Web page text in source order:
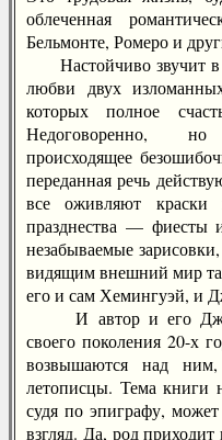
облеченная
Бельмонте, Ромеро и
Настойчиво звучит в
любви двух
которых полное
Недоговоренно,
происходящее
переданная речь
все оживляют краски
празднества — фиесты
незабываемые
видящим внешний мир
его и сам Хемингуэй, и
И автор и его
своего поколения 20-х
возвышаются над
летописцы. Тема книги
судя по эпиграфу,
взгляд. Да, род